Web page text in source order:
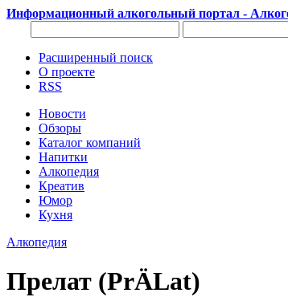
Информационный алкогольный портал -
Расширенный поиск
О проекте
RSS
Новости
Обзоры
Каталог компаний
Напитки
Алкопедия
Креатив
Юмор
Кухня
Алкопедия
Прелат (PrÄLat)